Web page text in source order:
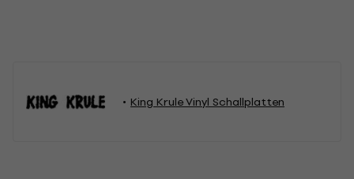
King Krule Vinyl Schallplatten